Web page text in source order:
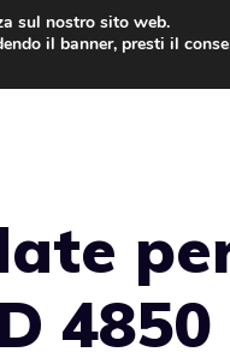
4850
sul nostro sito web.
il banner, presti il